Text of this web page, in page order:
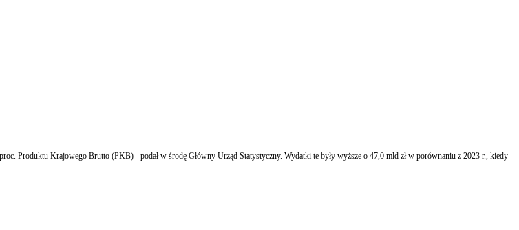
Produktu Krajowego Brutto (PKB) - podał w środę Główny Urząd Statystyczny. Wydatki te były wyższe o 47,0 mld zł w porównaniu z 2023 r., kiedy